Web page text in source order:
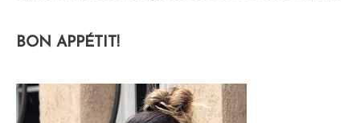
BON APPÉTIT!